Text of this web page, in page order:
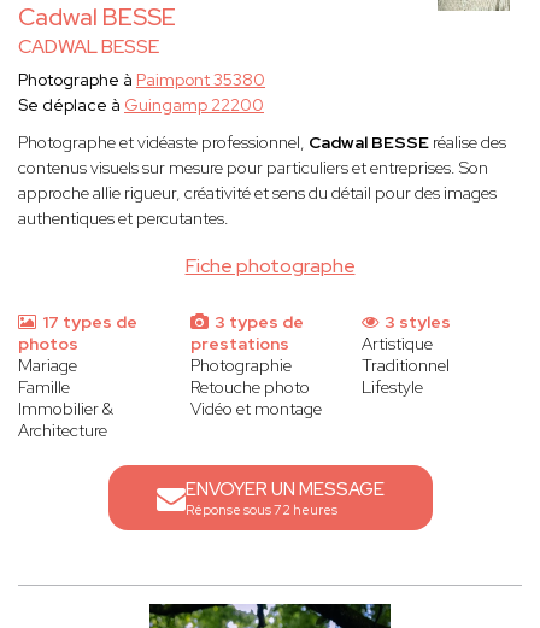
Cadwal BESSE
CADWAL BESSE
Fiche photographe
Photographe à Paimpont 35380
Se déplace à Guingamp 22200
Photographe et vidéaste professionnel, Cadwal BESSE réalise des
contenus visuels sur mesure pour particuliers et entreprises. Son
approche allie rigueur, créativité et sens du détail pour des images
authentiques et percutantes.
17 types de
photos
Mariage
Famille
Immobilier &
Architecture
3 types de
prestations
Photographie
Retouche photo
Vidéo et montage
3 styles
Artistique
Traditionnel
Lifestyle
ENVOYER UN MESSAGE
Réponse sous 72 heures